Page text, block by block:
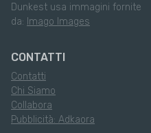
Dunkest usa immagini fornite
da: Imago Images
CONTATTI
Contatti
Chi Siamo
Collabora
Pubblicità: Adkaora